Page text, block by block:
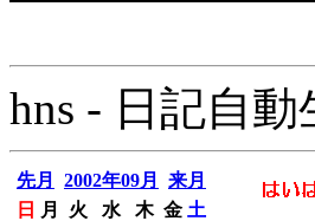
hns - 日記自
先月 2002年09月
来月
日
月 火 水 木 金 土